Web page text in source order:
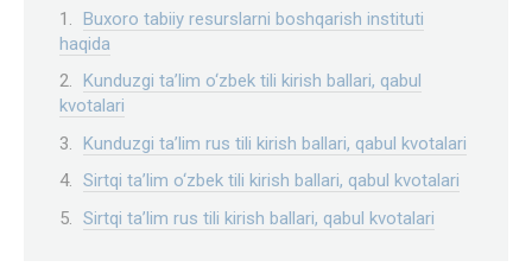
Buxoro tabiiy resurslarni boshqarish instituti
haqida
Kunduzgi ta’lim o‘zbek tili kirish ballari, qabul
kvotalari
Kunduzgi ta’lim rus tili kirish ballari, qabul kvotalari
Sirtqi ta’lim o‘zbek tili kirish ballari, qabul kvotalari
Sirtqi ta’lim rus tili kirish ballari, qabul kvotalari